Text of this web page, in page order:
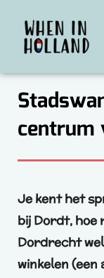
naar
inhoud
centrum
Je kent het
bij Dordt,
Dordrecht
winkelen (een